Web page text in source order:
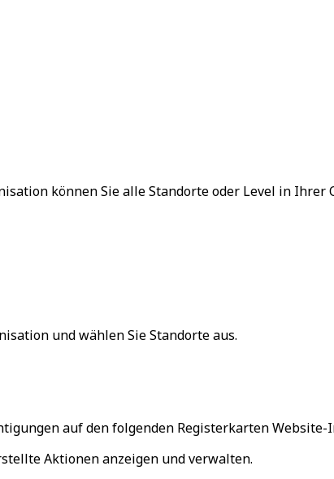
können Sie alle Standorte oder Level in
und wählen SieStandorteaus.
auf den folgenden Registerkarten
Aktionen anzeigen und verwalten.